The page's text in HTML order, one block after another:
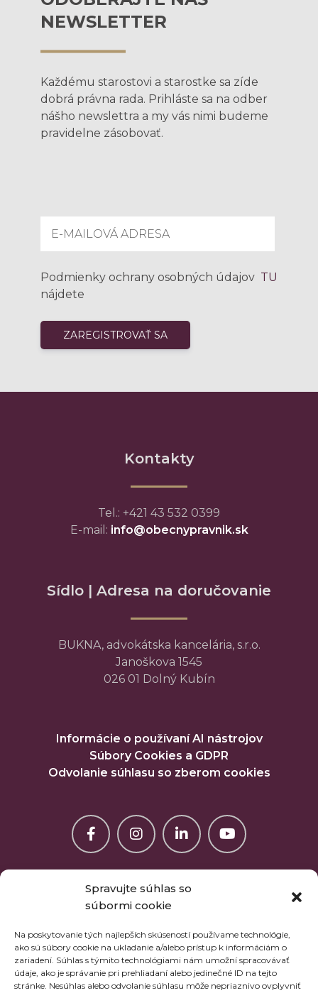
Spravujte súhlas so
súbormi cookie
Na poskytovanie tých najlepších skúseností používame technológie,
ako sú súbory cookie na ukladanie a/alebo prístup k informáciám o
zariadení. Súhlas s týmito technológiami nám umožní spracovávať
údaje, ako je správanie pri prehliadaní alebo jedinečné ID na tejto
stránke. Nesúhlas alebo odvolanie súhlasu môže nepriaznivo ovplyvniť
NEWSLETTER
Každému starostovi a starostke sa zíde
dobrá právna rada. Prihláste sa na odber
nášho newslettra a my vás nimi budeme
pravidelne zásobovať.
Podmienky ochrany osobných údajov
nájdete
TU
Kontakty
Tel.: +421 43 532 0399
E-mail: info@obecnypravnik.sk
Sídlo | Adresa na doručovanie
BUKNA, advokátska kancelária, s.r.o.
Janoškova 1545
026 01 Dolný Kubín
Informácie o používaní AI nástrojov
Súbory Cookies a GDPR
Odvolanie súhlasu so zberom cookies